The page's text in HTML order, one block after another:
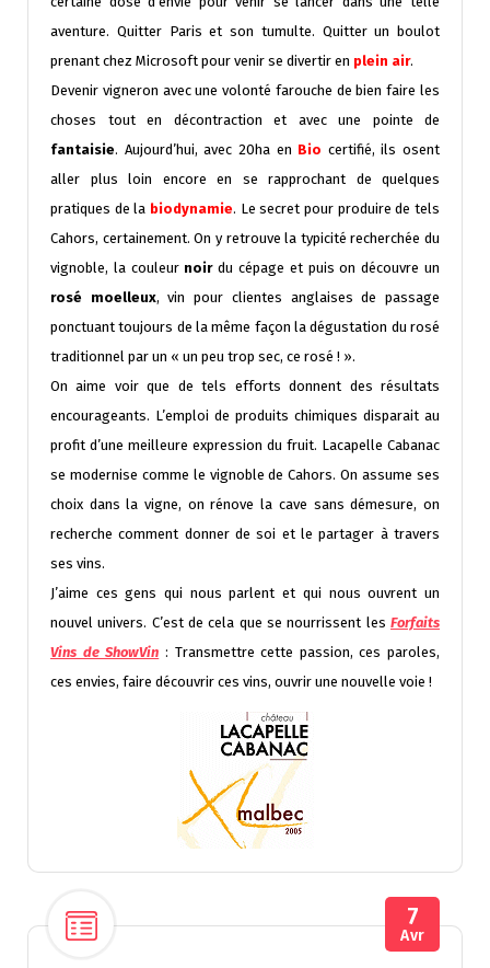
aventure. Quitter Paris et son tumulte. Quitter un boulot
prenant chez Microsoft pour venir se divertir en plein air.
Devenir vigneron avec une volonté farouche de bien faire les
choses tout en décontraction et avec une pointe de
fantaisie. Aujourd’hui, avec 20ha en Bio certifié, ils osent
aller plus loin encore en se rapprochant de quelques
pratiques de la biodynamie. Le secret pour produire de tels
Cahors, certainement. On y retrouve la typicité recherchée du
vignoble, la couleur noirdu cépage et puis on découvre un
rosé moelleux, vin pour clientes anglaises de passage
ponctuant toujours de la même façon la dégustation du rosé
traditionnel par un « un peu trop sec, ce rosé ! ».
On aime voir que de tels efforts donnent des résultats
encourageants. L’emploi de produits chimiques disparait au
profit d’une meilleure expression du fruit. Lacapelle Cabanac
se modernise comme le vignoble de Cahors. On assume ses
choix dans la vigne, on rénove la cave sans démesure, on
recherche comment donner de soi et le partager à travers
ses vins.
J’aime ces gens qui nous parlent et qui nous ouvrent un
nouvel univers. C’est de cela que se nourrissent les Forfaits
Vins de ShowVin : Transmettre cette passion, ces paroles,
ces envies, faire découvrir ces vins, ouvrir une nouvelle voie !
7
Avr